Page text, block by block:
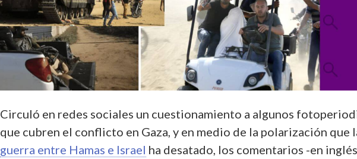
Circuló en redes sociales un cuestionamiento a algunos
que cubren el conflicto en Gaza, y en medio de la polarización que
guerra entre Hamas e Israel ha desatado, los comentarios -en